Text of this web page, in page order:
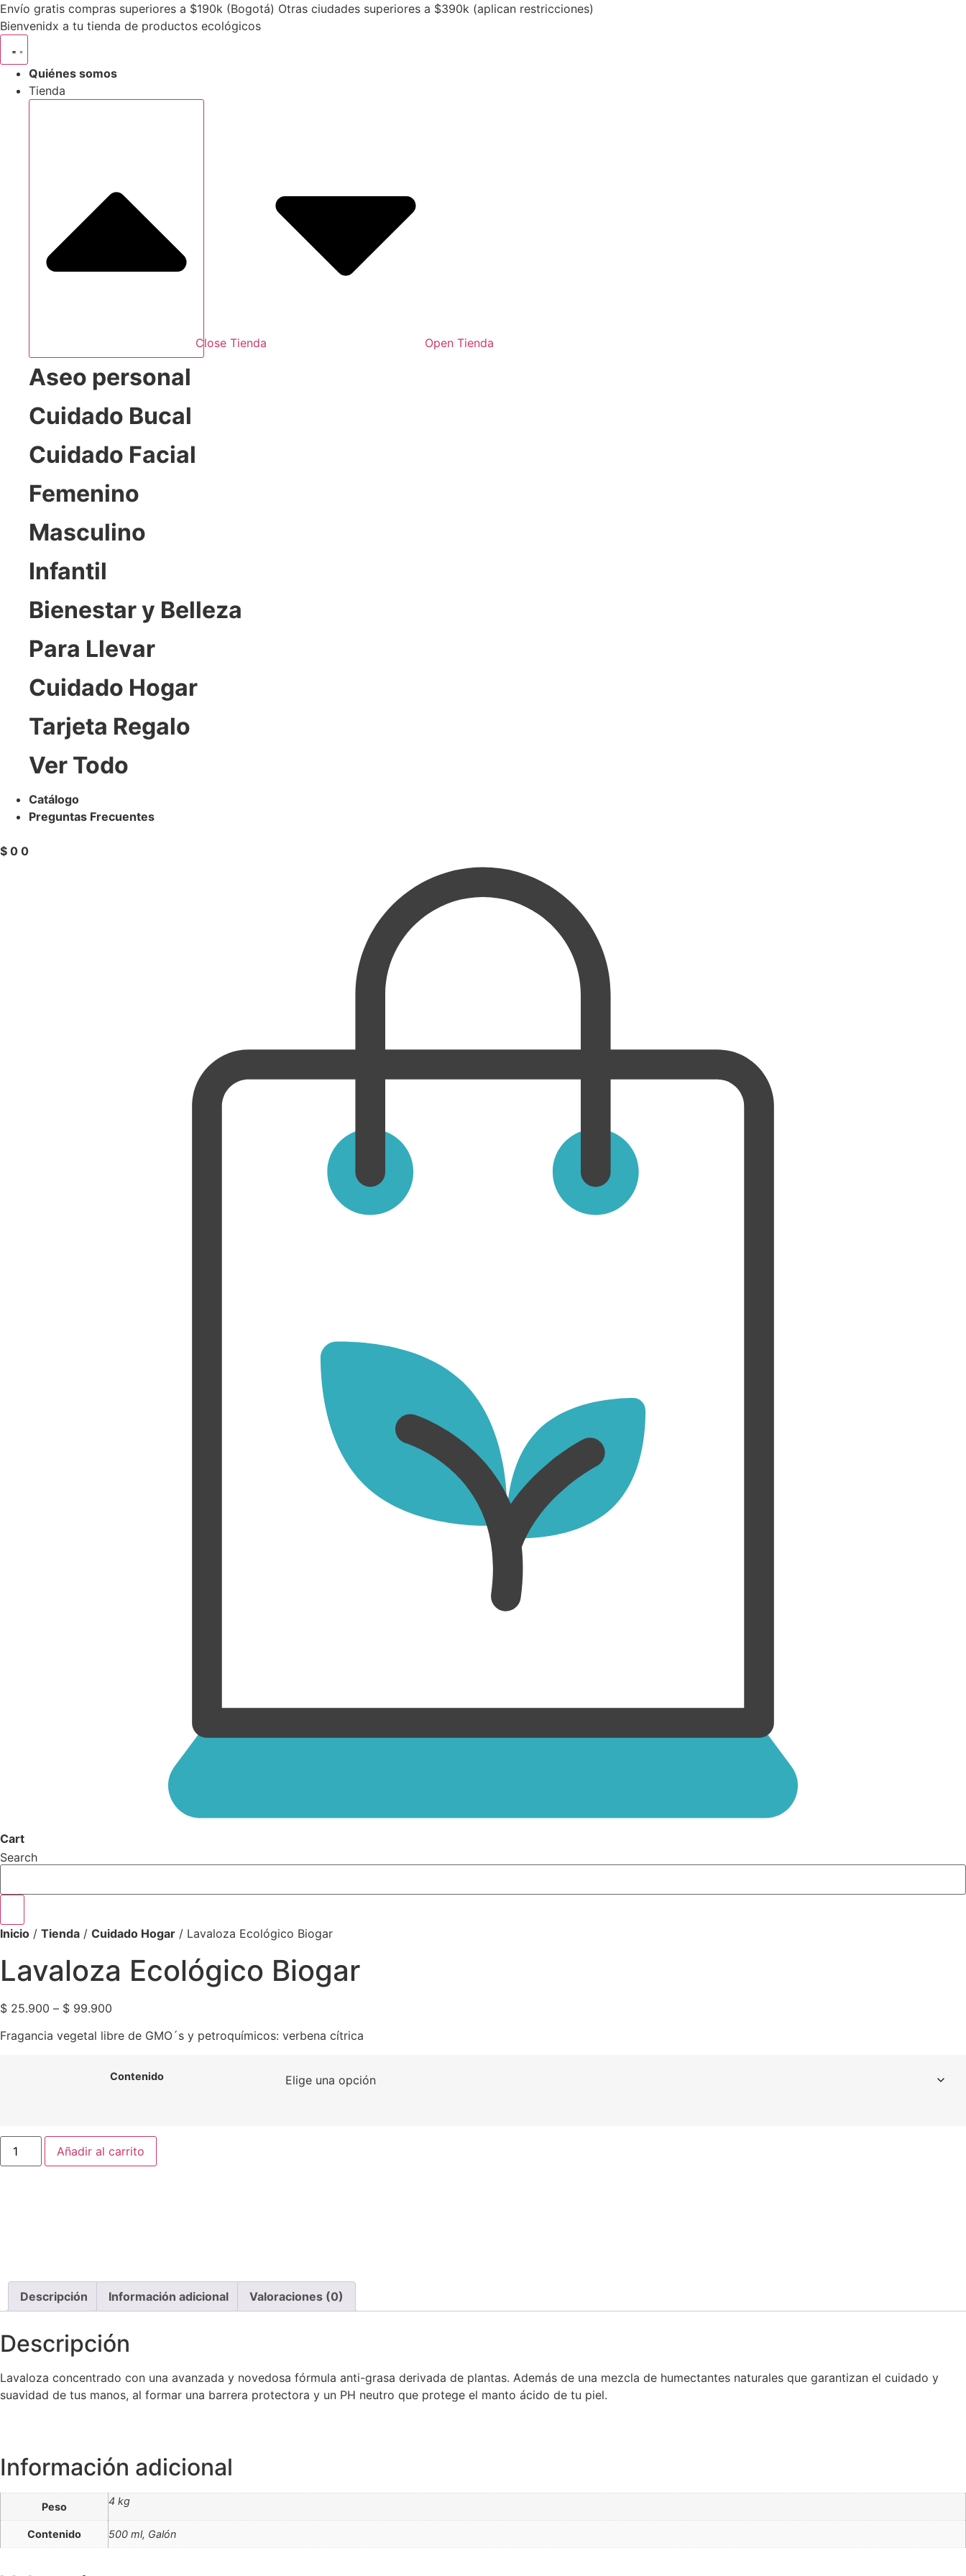
Envío gratis compras superiores a $190k (Bogotá) Otras ciudades superiores a $390k (aplican restricciones)
Bienvenidx a tu tienda de productos ecológicos
Quiénes somos
Tienda
Close Tienda Open Tienda
Aseo personal
Cuidado Bucal
Cuidado Facial
Femenino
Masculino
Infantil
Bienestar y Belleza
Para Llevar
Cuidado Hogar
Tarjeta Regalo
Ver Todo
Catálogo
Preguntas Frecuentes
$ 0 0
Cart
Search
Inicio / Tienda / Cuidado Hogar / Lavaloza Ecológico Biogar
Lavaloza Ecológico Biogar
$ 25.900 – $ 99.900
$ 25.900
$ 99.900
Fragancia vegetal libre de GMO´s y petroquímicos: verbena cítrica
Contenido
Lavaloza
Ecológico
Biogar
Añadir al carrito
Descripción Información adicional Valoraciones (0)
Descripción
Lavaloza concentrado con una avanzada y novedosa fórmula anti-grasa derivada de plantas. Además de una mezcla de humectantes naturales que garantizan el cuidado y
suavidad de tus manos, al formar una barrera protectora y un PH neutro que protege el manto ácido de tu piel.
Información adicional
Peso 4 kg
Contenido 500 ml, Galón